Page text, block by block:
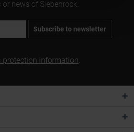
news of Siebenrock.
Subscribe to newsletter
protection information.